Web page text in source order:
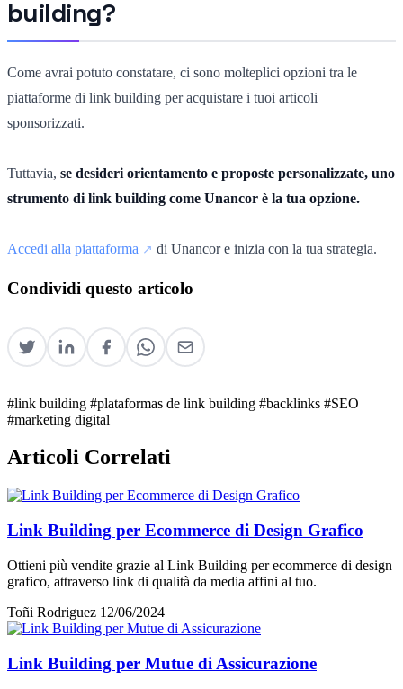
building?
Come avrai potuto constatare, ci sono molteplici opzioni tra le
piattaforme di link building per acquistare i tuoi articoli
sponsorizzati.
Tuttavia, se desideri orientamento e proposte personalizzate, uno
strumento di link building come Unancor è la tua opzione.
Accedi alla piattaforma di Unancor e inizia con la tua strategia.
Condividi questo articolo
#link building #plataformas de link building #backlinks #SEO
#marketing digital
Articoli Correlati
Link Building per Ecommerce di Design Grafico
Ottieni più vendite grazie al Link Building per ecommerce di design
grafico, attraverso link di qualità da media affini al tuo.
Toñi Rodriguez 12/06/2024
Link Building per Mutue di Assicurazione